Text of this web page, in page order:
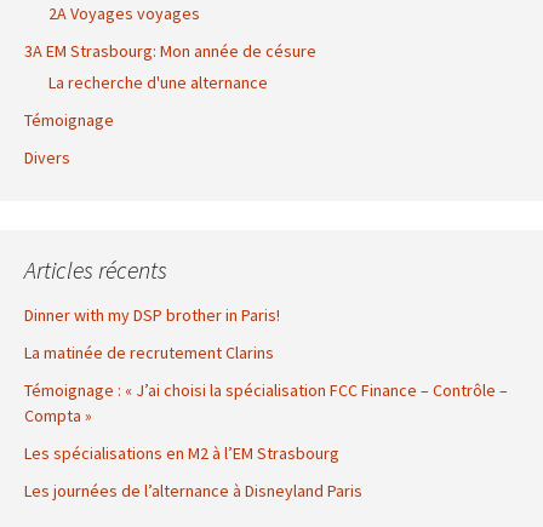
2A Voyages voyages
3A EM Strasbourg: Mon année de césure
La recherche d'une alternance
Témoignage
Divers
Articles récents
Dinner with my DSP brother in Paris!
La matinée de recrutement Clarins
Témoignage : « J’ai choisi la spécialisation FCC Finance – Contrôle –
Compta »
Les spécialisations en M2 à l’EM Strasbourg
Les journées de l’alternance à Disneyland Paris